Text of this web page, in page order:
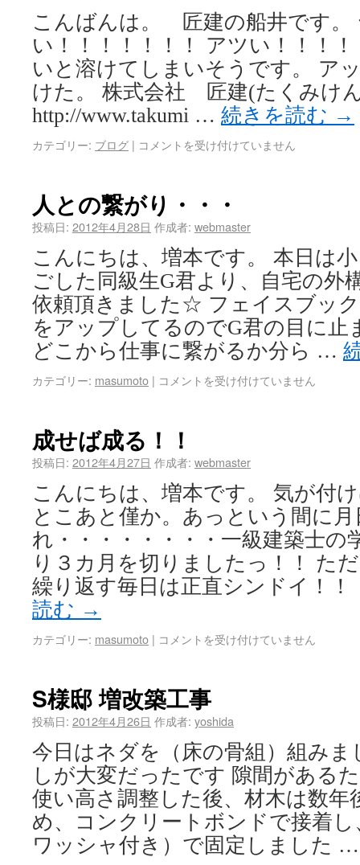
こんばんは。 匠建の船井です。
い！！！！！！！ アツい！！！
いと溶けてしまいそうです。 ア
けた。 株式会社 匠建(たくみけ
http://www.takumi … 続きを読む →
カテゴリー: ブログ | コメントを受け付けていません
人との繋がり・・・
投稿日: 2012年4月28日 作成者: webmaster
こんにちは、増本です。 本日は
ごした同級生G君より、自宅の外
依頼頂きました☆ フェイスブッ
をアップしてるのでG君の目に止
どこから仕事に繋がるか分ら …
カテゴリー: masumoto | コメントを受け付けていません
成せば成る！！
投稿日: 2012年4月27日 作成者: webmaster
こんにちは、増本です。 気が付
とこあと僅か。あっという間に月
れ・・・・・・・・一級建築士の
り３カ月を切りましたっ！！ た
繰り返す毎日は正直シンドイ！
読む →
カテゴリー: masumoto | コメントを受け付けていません
S様邸 増改築工事
投稿日: 2012年4月26日 作成者: yoshida
今日はネダを（床の骨組）組み
しが大変だったです 隙間がある
使い高さ調整した後、材木は数年
め、コンクリートボンドで接着
ワッシャ付き）で固定しました